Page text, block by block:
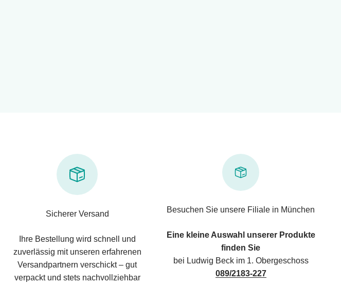
Sicherer Versand
Ihre Bestellung wird schnell und
zuverlässig mit unseren erfahrenen
Versandpartnern verschickt – gut
verpackt und stets nachvollziehbar
Besuchen Sie unsere Filiale in München
Eine kleine Auswahl unserer Produkte
finden Sie
bei Ludwig Beck im 1. Obergeschoss
089/2183-227